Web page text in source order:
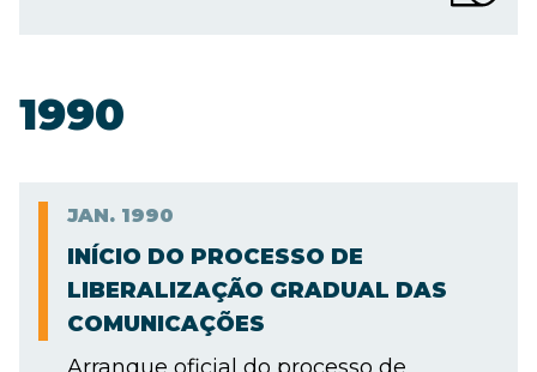
1990
JAN. 1990
INÍCIO DO PROCESSO DE
LIBERALIZAÇÃO GRADUAL DAS
COMUNICAÇÕES
Arranque oficial do processo de